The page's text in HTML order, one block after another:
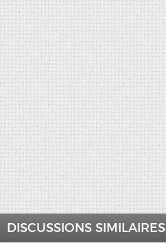
DISCUSSIONS SIMILAIRES